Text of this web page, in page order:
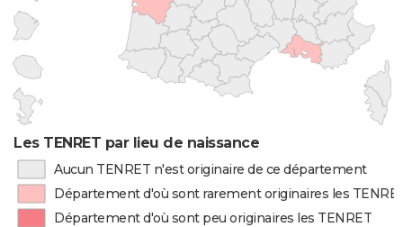
Les TENRET par lieu de naissance
Aucun TENRET n'est originaire de ce département
Département d'où sont rarement originaires les
Département d'où sont peu originaires les TENRET